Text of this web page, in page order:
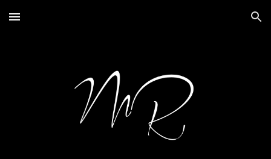
Skip to main content Skip to navigation